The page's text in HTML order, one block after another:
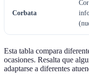
Corbata
Esta tabla compara
ocasiones. Resalta que
adaptarse a diferentes